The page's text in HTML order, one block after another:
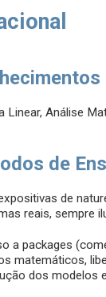
Linear, Análise
de
de
reais, sempre
a packages
matemáticos,
dos modelos